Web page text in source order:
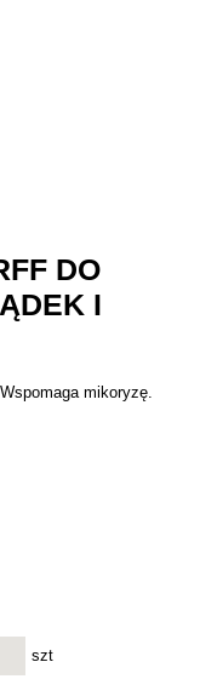
DO
I
mikoryzę.
szt